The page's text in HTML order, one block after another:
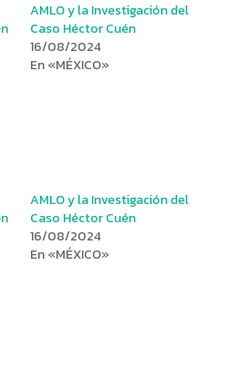
AMLO y la Investigación del
Caso Héctor Cuén
16/08/2024
En «MÉXICO»
AMLO y la Investigación del
Caso Héctor Cuén
16/08/2024
En «MÉXICO»